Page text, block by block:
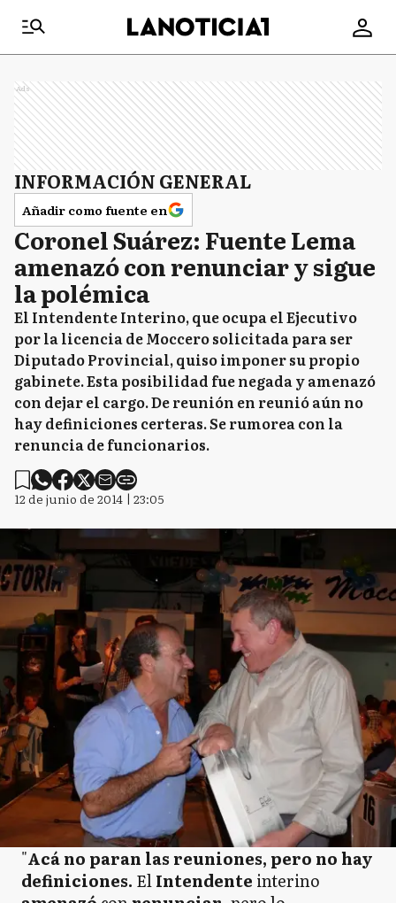
Ads
INFORMACIÓN GENERAL
Añadir como fuente en
Coronel Suárez: Fuente Lema
amenazó con renunciar y sigue
la polémica
El Intendente Interino, que ocupa el Ejecutivo
por la licencia de Moccero solicitada para ser
Diputado Provincial, quiso imponer su propio
gabinete. Esta posibilidad fue negada y amenazó
con dejar el cargo. De reunión en reunió aún no
hay definiciones certeras. Se rumorea con la
renuncia de funcionarios.
12 de junio de 2014 | 23:05
"Acá no paran las reuniones, pero no hay
definiciones. ElIntendente interino